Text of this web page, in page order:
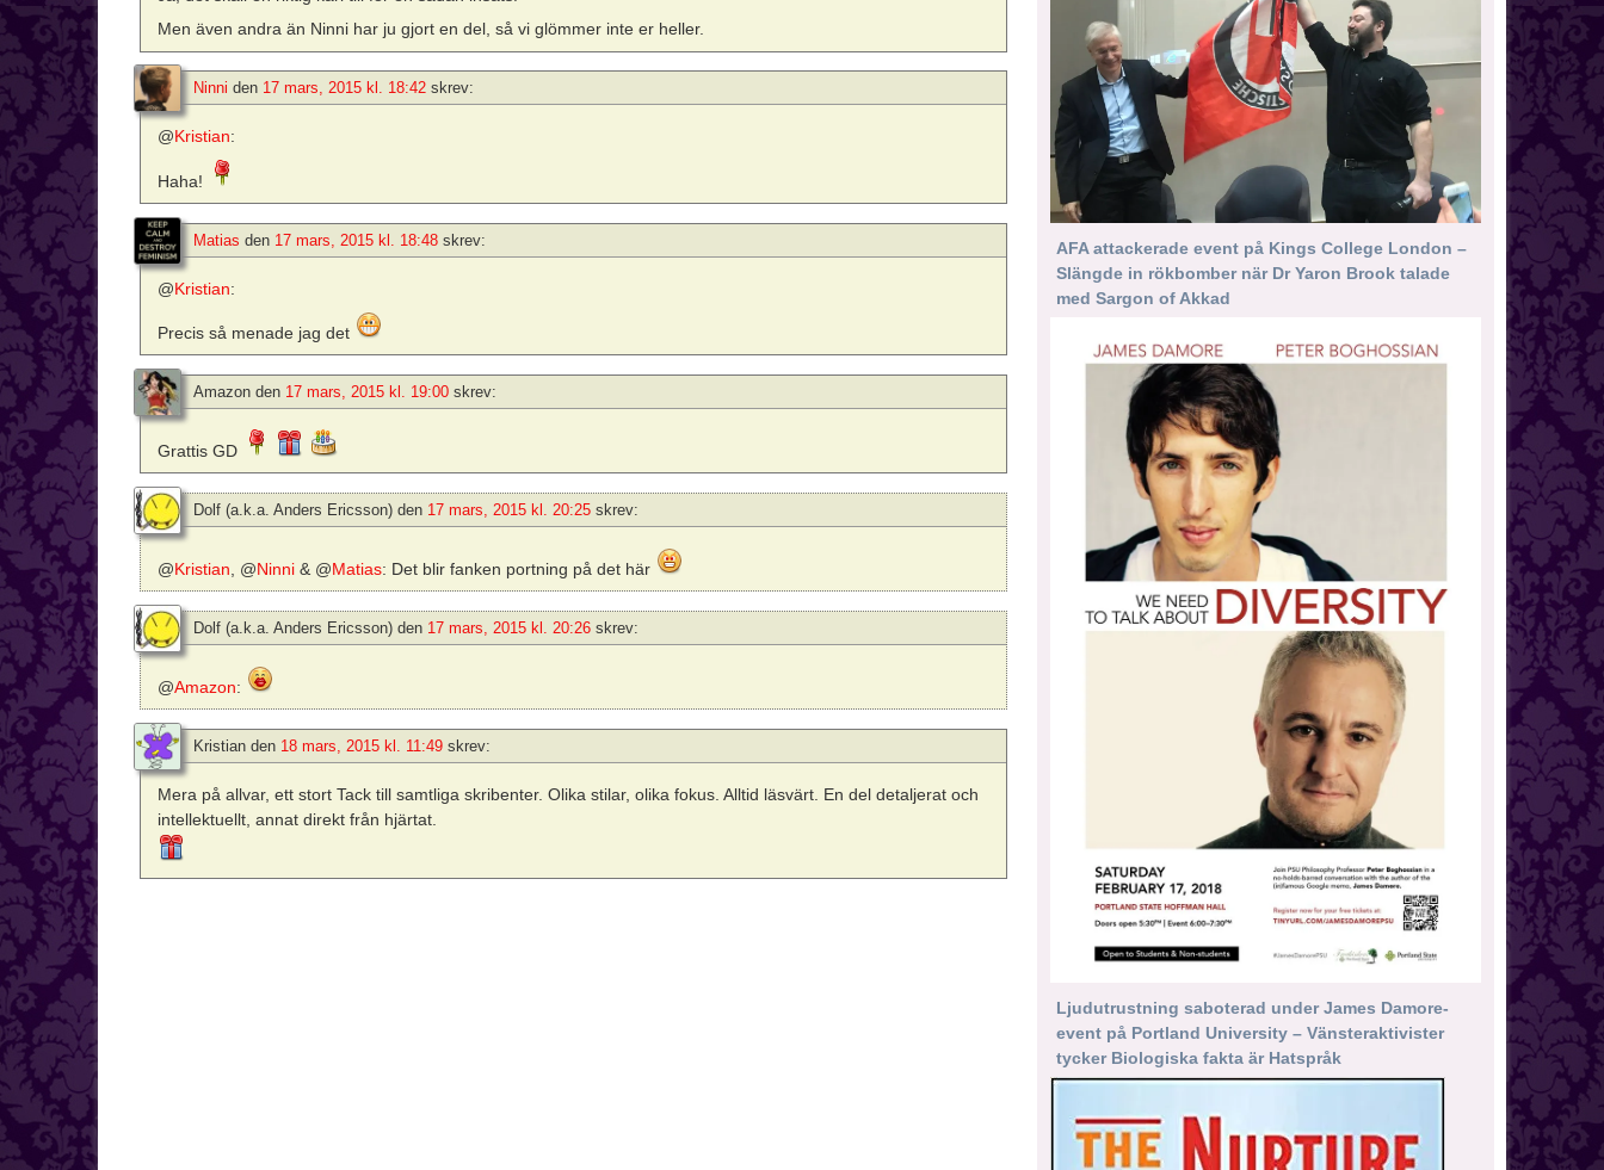
Men även andra än Ninni har ju gjort en del, så vi glömmer inte er heller.
Ninni den 17 mars, 2015 kl. 18:42 skrev:
@Kristian:
Haha!
Matias den 17 mars, 2015 kl. 18:48 skrev:
@Kristian:
Precis så menade jag det
Amazon den 17 mars, 2015 kl. 19:00 skrev:
Grattis GD
Dolf (a.k.a. Anders Ericsson) den 17 mars, 2015 kl. 20:25 skrev:
@Kristian , @Ninni & @Matias: Det blir fanken portning på det här
Dolf (a.k.a. Anders Ericsson) den 17 mars, 2015 kl. 20:26 skrev:
@Amazon:
Kristian den 18 mars, 2015 kl. 11:49 skrev:
Mera på allvar, ett stort Tack till samtliga skribenter. Olika stilar, olika fokus. Alltid läsvärt. En del detaljerat och
intellektuellt, annat direkt från hjärtat.
AFA attackerade event på Kings College London –
Slängde in rökbomber när Dr Yaron Brook talade
med Sargon of Akkad
Ljudutrustning saboterad under James Damore-
event på Portland University – Vänsteraktivister
tycker Biologiska fakta är Hatspråk